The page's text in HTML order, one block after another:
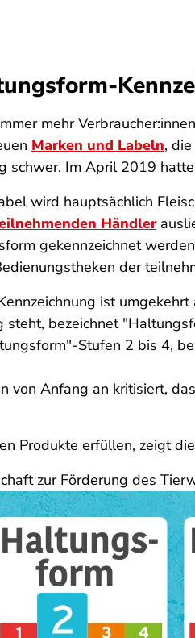
mehr
Marken und Labeln,
schwer. Im April 2019
wird hauptsächlich
Händler
gekennzeichnet
der
ist
steht, bezeichnet
Stufen 2 bis 4,
von Anfang an kritisiert,
Produkte erfüllen, zeigt
zur Förderung des